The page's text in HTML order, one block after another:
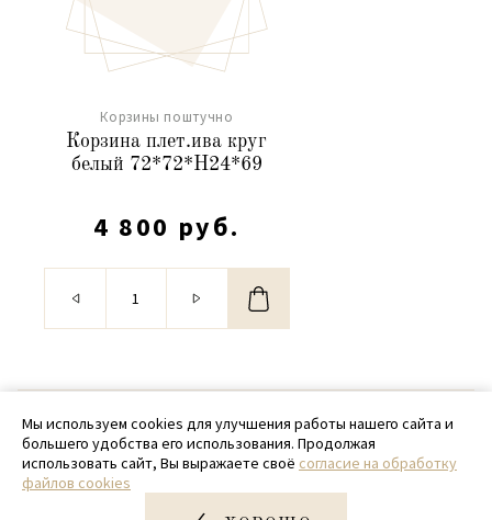
Корзины поштучно
Корзина плет.ива круг
белый 72*72*H24*69
4 800 руб.
© 2020 - 2026 SamPack
+ 7 (918) 699-97-87
zakaz@sampack.store
Мы используем cookies для улучшения работы нашего сайта и
большего удобства его использования. Продолжая
использовать сайт, Вы выражаете своё согласие на обработку
файлов cookies